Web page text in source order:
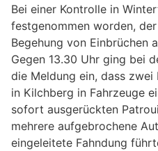
Bei einer Kontrolle in
festgenommen worden,
Begehung von Einbrüchen
Gegen 13.30 Uhr ging bei
die Meldung ein, dass zwei
in Kilchberg in Fahrzeuge
sofort ausgerückten
mehrere aufgebrochene
eingeleitete Fahndung